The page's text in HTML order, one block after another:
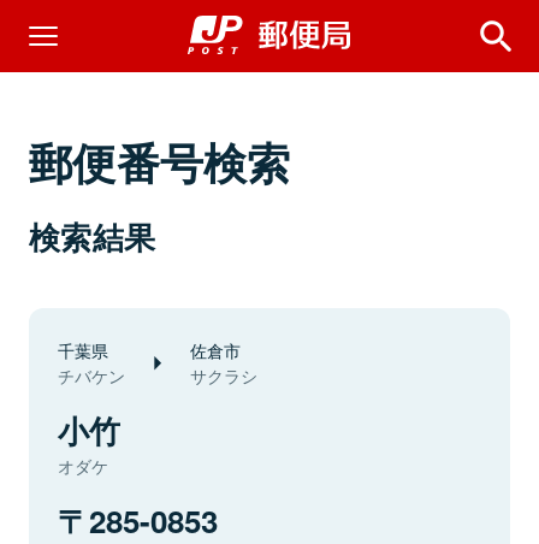
郵便番号検索
検索結果
千葉県
チバケン
佐倉市
サクラシ
小竹
オダケ
285-0853